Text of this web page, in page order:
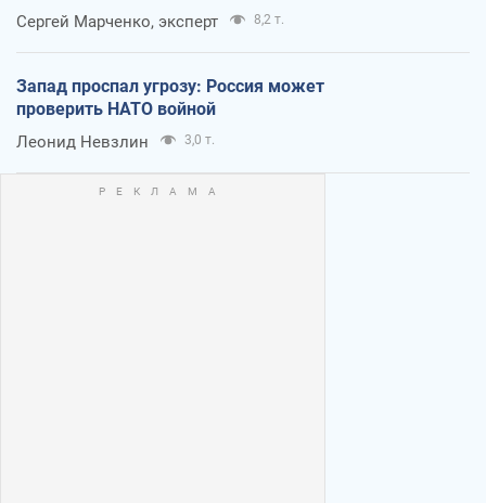
Сергей Марченко, эксперт 8,2 т.
Запад проспал угрозу: Россия может
проверить НАТО войной
Леонид Невзлин 3,0 т.